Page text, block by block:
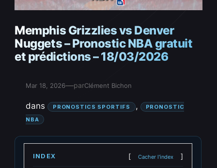
Memphis Grizzlies vs Denver
Nuggets – Pronostic NBA gratuit
et prédictions – 18/03/2026
Mar 18, 2026—parClément Bichon
dans PRONOSTICS SPORTIFS ,
PRONOSTIC
NBA
INDEX Cacher l'index